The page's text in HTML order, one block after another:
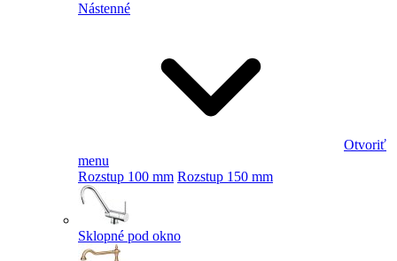
Nástenné
Otvoriť
menu
Rozstup 100 mm Rozstup 150 mm
Sklopné pod okno